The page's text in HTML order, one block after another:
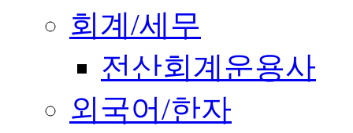
회계/세무
전산회계운용사
외국어/한자